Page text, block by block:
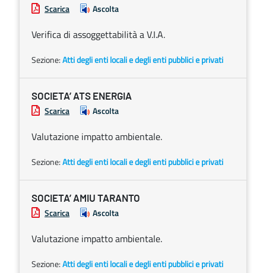
Scarica Ascolta
Verifica di assoggettabilità a V.I.A.
Sezione:Atti degli enti locali e degli enti pubblici e privati
SOCIETA’ ATS ENERGIA
Scarica Ascolta
Valutazione impatto ambientale.
Sezione:Atti degli enti locali e degli enti pubblici e privati
SOCIETA’ AMIU TARANTO
Scarica Ascolta
Valutazione impatto ambientale.
Sezione:Atti degli enti locali e degli enti pubblici e privati